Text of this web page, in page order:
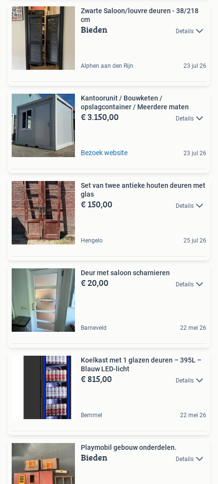
Zwarte Saloon/louvre deuren - 38/218
cm
Bieden Details
Alphen aan den Rijn 23 jul 26
Kantoorunit / Bouwketen /
opslagcontainer / Meerdere maten
€ 3.150,00 Details
Bezoek website 23 jul 26
Set van twee antieke houten deuren met
glas
€ 150,00 Details
Hengelo 25 jul 26
Deur met saloon scharnieren
€ 20,00 Details
Barneveld 22 mei 26
Koelkast met 1 glazen deuren – 395L –
Blauw LED-licht
€ 815,00 Details
Bemmel 22 mei 26
Playmobil gebouw onderdelen.
Bieden Details